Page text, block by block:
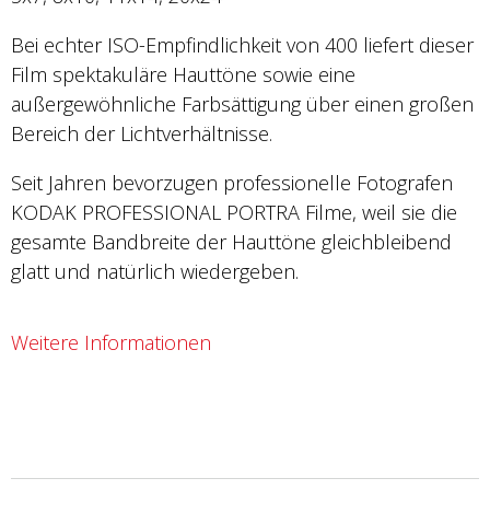
Bei echter ISO-Empfindlichkeit von 400 liefert dieser
Film spektakuläre Hauttöne sowie eine
außergewöhnliche Farbsättigung über einen großen
Bereich der Lichtverhältnisse.
Seit Jahren bevorzugen professionelle Fotografen
KODAK PROFESSIONAL PORTRA Filme, weil sie die
gesamte Bandbreite der Hauttöne gleichbleibend
glatt und natürlich wiedergeben.
Weitere Informationen